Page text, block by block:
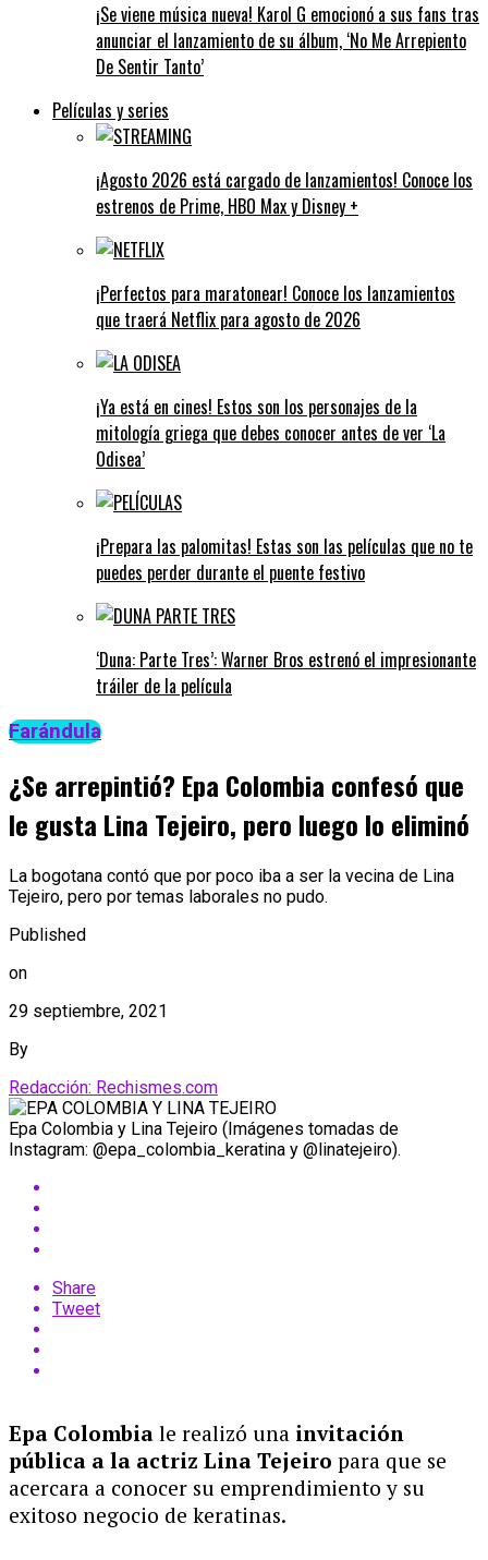
¡Se viene música nueva! Karol G emocionó a sus fans tras
anunciar el lanzamiento de su álbum, ‘No Me Arrepiento
De Sentir Tanto’
Películas y series
¡Agosto 2026 está cargado de lanzamientos! Conoce los
estrenos de Prime, HBO Max y Disney +
¡Perfectos para maratonear! Conoce los lanzamientos
que traerá Netflix para agosto de 2026
¡Ya está en cines! Estos son los personajes de la
mitología griega que debes conocer antes de ver ‘La
Odisea’
¡Prepara las palomitas! Estas son las películas que no te
puedes perder durante el puente festivo
‘Duna: Parte Tres’: Warner Bros estrenó el impresionante
tráiler de la película
Farándula
¿Se arrepintió? Epa Colombia confesó que
le gusta Lina Tejeiro, pero luego lo eliminó
La bogotana contó que por poco iba a ser la vecina de Lina
Tejeiro, pero por temas laborales no pudo.
Published
on
29 septiembre, 2021
By
Redacción: Rechismes.com
Epa Colombia y Lina Tejeiro (Imágenes tomadas de
Instagram: @epa_colombia_keratina y @linatejeiro).
Share
Tweet
Epa Colombia le realizó una invitación
pública a la actriz Lina Tejeiro para que se
acercara a conocer su emprendimiento y su
exitoso negocio de keratinas.